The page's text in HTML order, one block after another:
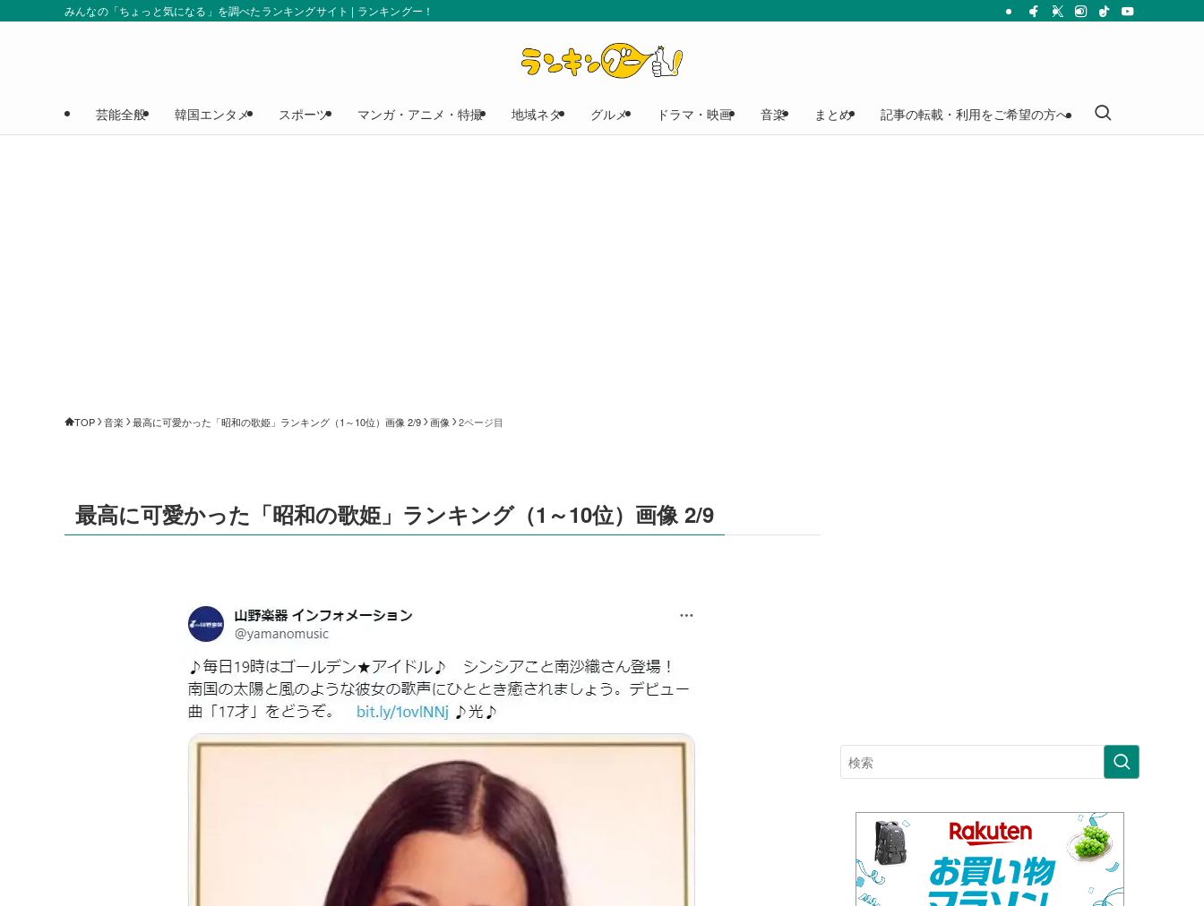
みんなの「ちょっと気になる」を調べたランキングサイト | ランキングー！
芸能全般 韓国エンタメ スポーツ マンガ・アニメ・特撮 地域ネタ グルメ ドラマ・映画 音楽 まとめ 記事の転載・利用をご希望の方へ
TOP 音楽 最高に可愛かった「昭和の歌姫」ランキング（1～10位）画像 2/9 画像 2ページ目
最高に可愛かった「昭和の歌姫」ランキング（1～10位）画像 2/9